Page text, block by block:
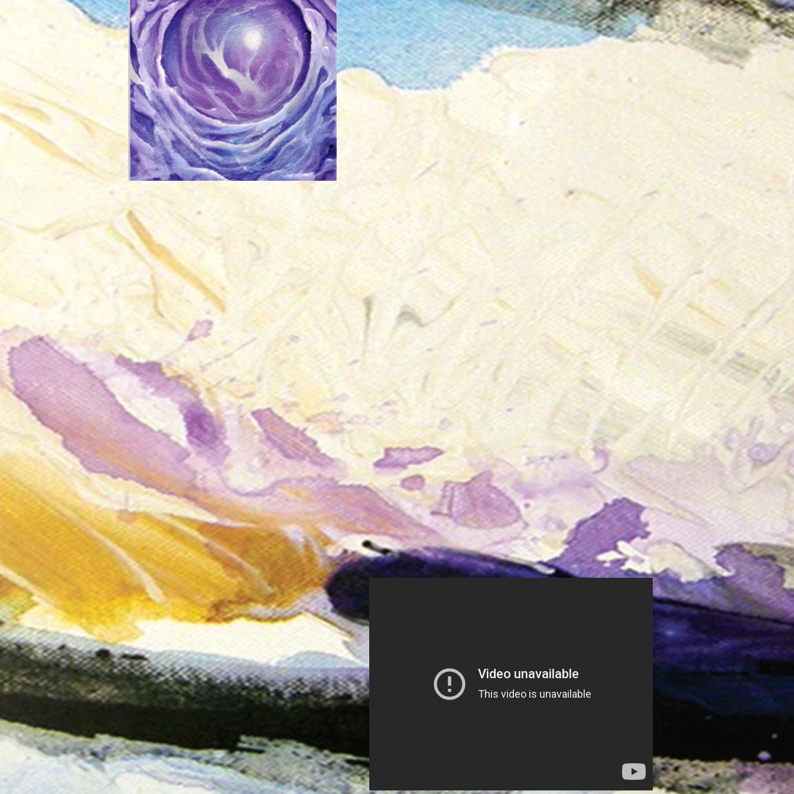
L'abîme De retour d'Espagne
Toile
Rond rouge au milieu d'un machin.
Bois
Les seins de glace
Acrylique
Bois
CP
7 juin 07 peinture en mouvement
petits ateliers mars 07